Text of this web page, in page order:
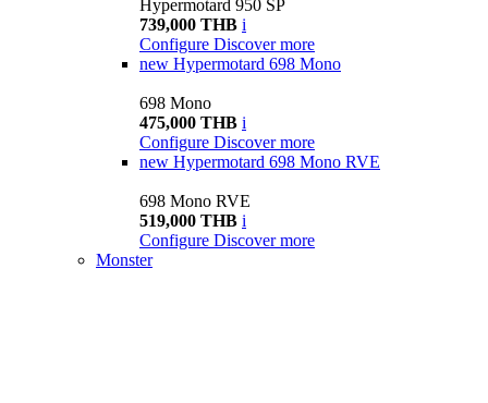
Hypermotard 950 SP
739,000 THB i
Configure Discover more
new Hypermotard 698 Mono
698 Mono
475,000 THB i
Configure Discover more
new Hypermotard 698 Mono RVE
698 Mono RVE
519,000 THB i
Configure Discover more
Monster